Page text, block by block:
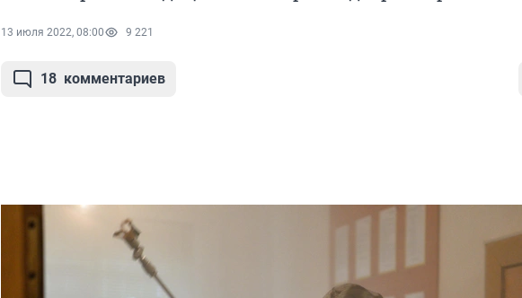
13 июля 2022, 08:00 9 221
18 комментариев